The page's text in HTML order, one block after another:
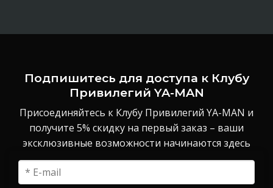
Подпишитесь для доступа к Клубу
Привилегий YA-MAN
Присоединяйтесь к Клубу Привилегий YA-MAN и
получите 5% скидку на первый заказ – ваши
эксклюзивные возможности начинаются здесь